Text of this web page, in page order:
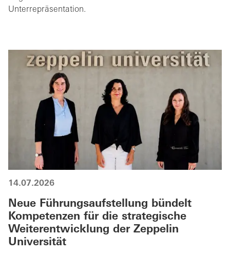
Unterrepräsentation.
14.07.2026
Neue Führungsaufstellung bündelt
Kompetenzen für die strategische
Weiterentwicklung der Zeppelin
Universität